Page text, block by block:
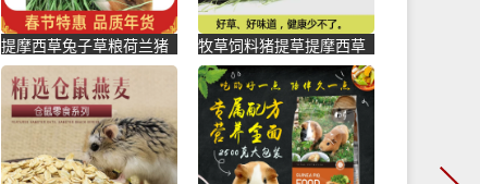
提摩西草兔子草粮荷兰猪
龙猫豚鼠干草提木西牧草
饲料兔-猪饲料(励冠家居
专营店仅售8.64元)
牧草饲料猪提草提摩西草
草粮兔粮干草豚兔兔子荷
兰草鼠-猪饲料(朱掌柜旗
舰店仅售12.6元)